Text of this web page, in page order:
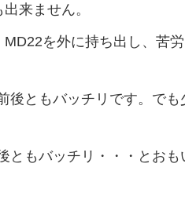
来ません。
を外に持ち出し、苦
後ともバッチリです。で
ともバッチリ・・・とお